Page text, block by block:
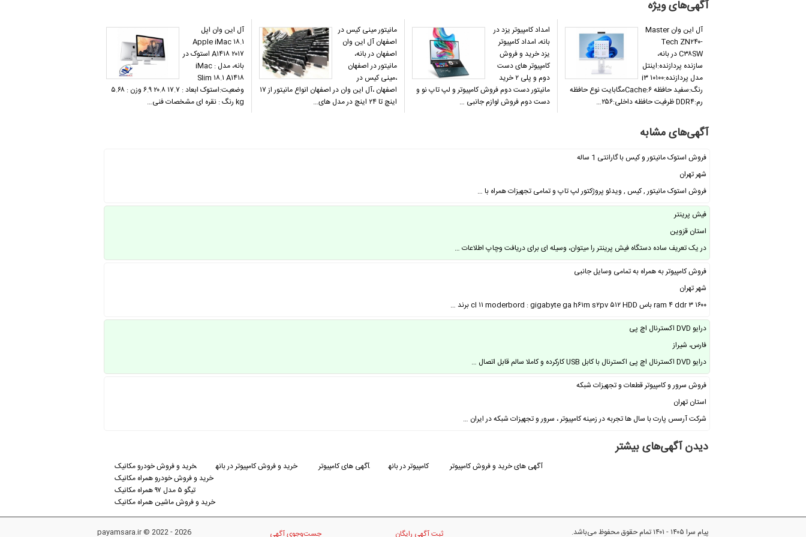
آگهی‌های ویژه
آل این وان Master
Tech ZN۲۴۰-
C۳۸SW در بانه،
سازنده پردازنده:اینتل
مدل پردازنده:i۳ ۱۰۱۰۰
رنگ:سفید حافظه Cache:۶مگابایت نوع حافظه
رم:DDR۴ ظرفیت حافظه داخلی:۲۵۶…
امداد کامپیوتر یزد در
بانه، امداد کامپیوتر
یزد خرید و فروش
کامپیوتر های دست
دوم و پلی ۲ خرید
مانیتور دست دوم فروش کامپیوتر و لپ تاپ نو و
دست دوم فروش لوازم جانبی …
مانیتور مینی کیس در
اصفهان آل این وان
اصفهان در بانه،
مانیتور در اصفهان
،مینی کیس در
اصفهان ،آل این وان در اصفهان انواع مانیتور از ۱۷
اینچ تا ۲۴ اینچ در مدل های…
آل این وان اپل
Apple iMac ۱۸.۱
A۱۴۱۸ ۲۰۱۷ استوک در
بانه، مدل : iMac
Slim ۱۸.۱ A۱۴۱۸
وضعیت:استوک ابعاد : ۱۷.۷ ۲۰.۸ ۶.۹ وزن : ۵.۶۸
kg رنگ : نقره ای مشخصات فنی…
آگهی‌های مشابه
فروش استوک مانیتور و کیس با گارانتی 1 ساله
شهر تهران
فروش استوک مانیتور , کیس , ویدئو پروژکتور لپ تاپ و تمامی تجهیزات همراه با …
فیش پرینتر
استان قزوین
در یک تعریف ساده دستگاه فیش پرینتر را میتوان، وسیله ای برای دریافت وچاپ اطلاعات …
فروش کامپیوتر به همراه به تمامی وسایل جانبی
شهر تهران
ram ۴ ddr ۳ ۱۶۰۰ باس cl ۱۱ moderbord : gigabyte ga h۶۱m s۲pv ۵۱۲ HDD برند …
درایو DVD اکسترنال اچ پی
فارس، شیراز
درایو DVD اکسترنال اچ پی اکسترنال با کابل USB کارکرده و کاملا سالم قابل اتصال …
فروش سرور و کامپیوتر قطعات و تجهیزات شبکه
استان تهران
شرکت آرسس پارت با سال ها تجربه در زمینه کامپیوتر ، سرور و تجهیزات شبکه در ایران …
دیدن آگهی‌های بیشتر
آگهی های خرید و فروش کامپیوتر کامپیوتر در بانه آگهی های کامپیوتر خرید و فروش کامپیوتر در بانه
خرید و فروش خودرو مکانیک
خرید و فروش خودرو همراه مکانیک
تیگو ۵ مدل ۹۷ همراه مکانیک
خرید و فروش ماشین همراه مکانیک
پیام سرا ۱۴۰۵ - ۱۴۰۱ تمام حقوق محفوظ می‌باشد. ثبت آگهی رایگان جست‌وجوی آگهی payamsara.ir © 2022 - 2026